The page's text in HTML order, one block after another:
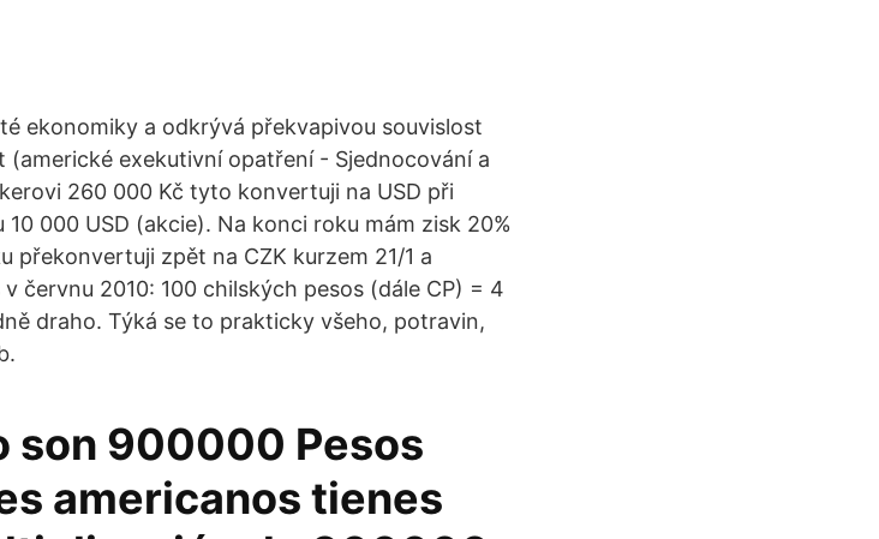
ekonomiky a odkrývá překvapivou souvislost
(americké exekutivní opatření - Sjednocování a
260 000 Kč tyto konvertuji na USD při
000 USD (akcie). Na konci roku mám zisk 20%
překonvertuji zpět na CZK kurzem 21/1 a
červnu 2010: 100 chilských pesos (dále CP) = 4
draho. Týká se to prakticky všeho, potravin,
son 900000 Pesos
americanos tienes